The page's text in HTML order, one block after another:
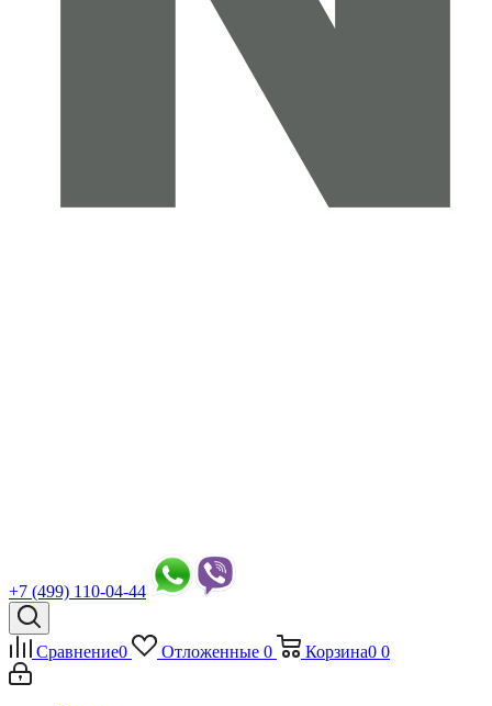
+7 (499) 110-04-44
Сравнение0 Отложенные 0 Корзина0 0